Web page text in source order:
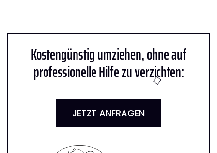
Kostengünstig umziehen, ohne auf
professionelle Hilfe zu verzichten:
JETZT ANFRAGEN